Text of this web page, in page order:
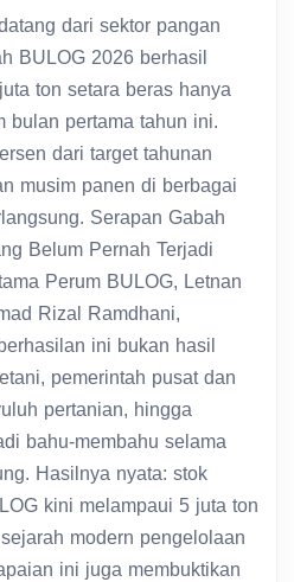
dari sektor pangan
BULOG 2026 berhasil
ton setara beras hanya
bulan pertama tahun ini.
dari target tahunan
musim panen di berbagai
Serapan Gabah
Belum Pernah Terjadi
Perum BULOG, Letnan
Rizal Ramdhani,
ini bukan hasil
pemerintah pusat dan
pertanian, hingga
bahu-membahu selama
Hasilnya nyata: stok
kini melampaui 5 juta ton
modern pengelolaan
ini juga membuktikan